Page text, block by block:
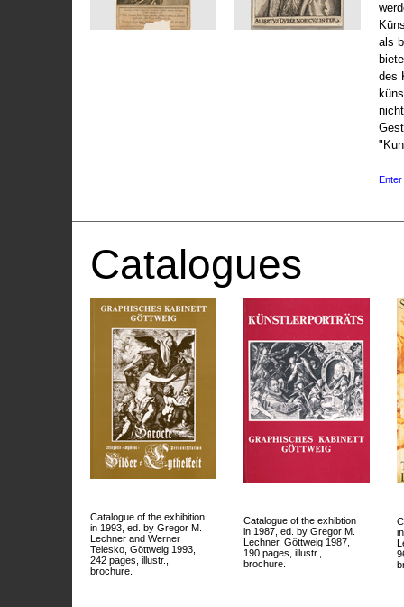
als
des
Enter
Catalogues
Catalogue of the exhibition
in 1993, ed. by Gregor M.
Lechner and Werner
Telesko, Göttweig 1993,
242 pages, illustr.,
brochure.
Catalogue of the exhibtion
in 1987, ed. by Gregor M.
Lechner, Göttweig 1987,
190 pages, illustr.,
brochure.